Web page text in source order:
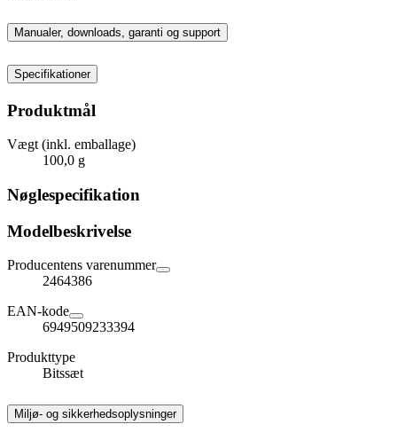
Manualer, downloads, garanti og support
Specifikationer
Produktmål
Vægt (inkl. emballage)
100,0 g
Nøglespecifikation
Modelbeskrivelse
Producentens varenummer
2464386
EAN-kode
6949509233394
Produkttype
Bitssæt
Miljø- og sikkerhedsoplysninger